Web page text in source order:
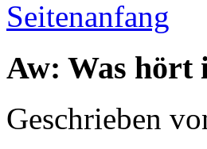
Seitenanfang
Aw: Was hört
Geschrieben